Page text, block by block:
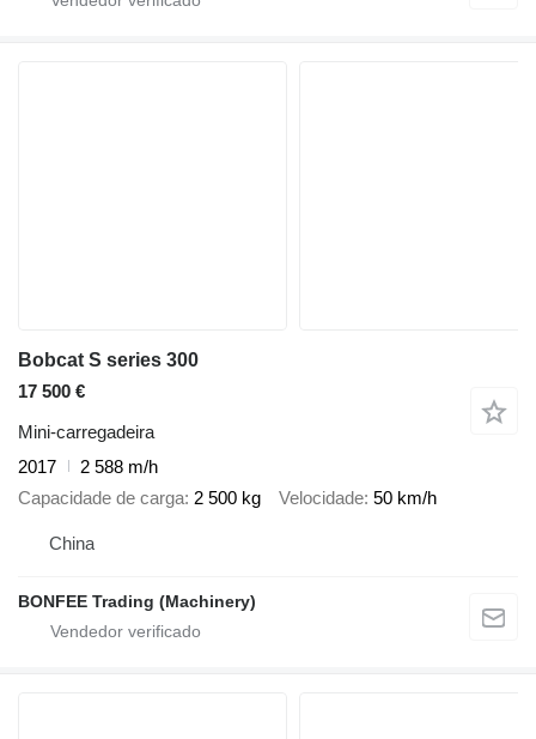
Bobcat S series 300
17 500 €
Mini-carregadeira
2017
2 588 m/h
Capacidade de carga 2 500 kg Velocidade 50 km/h
China
BONFEE Trading (Machinery)